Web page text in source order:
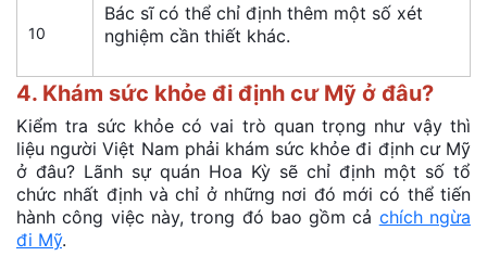
10
Bác sĩ có thể chỉ định thêm một số xét
nghiệm cần thiết khác.
4. Khám sức khỏe đi định cư Mỹ ở đâu?
Kiểm tra sức khỏe có vai trò quan trọng như vậy thì
liệu người Việt Nam phải khám sức khỏe đi định cư Mỹ
ở đâu? Lãnh sự quán Hoa Kỳ sẽ chỉ định một số tổ
chức nhất định và chỉ ở những nơi đó mới có thể tiến
hành công việc này, trong đó bao gồm cả chích ngừa
đi Mỹ.